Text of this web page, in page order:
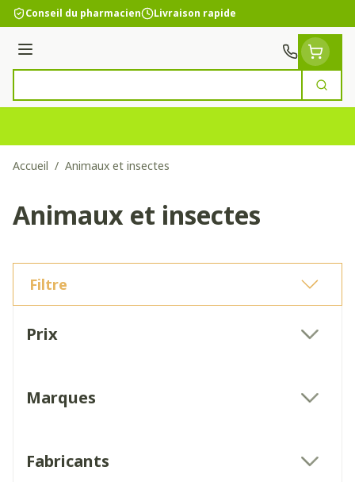
Aller au contenu
Conseil du pharmacien Livraison rapide
Menu
Accueil / Animaux et insectes
Animaux et insectes
Filtre
Prix
Marques
Fabricants